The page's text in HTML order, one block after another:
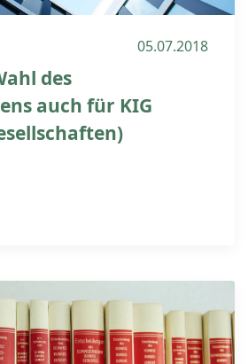
05.07.2018
des
auch für KIG